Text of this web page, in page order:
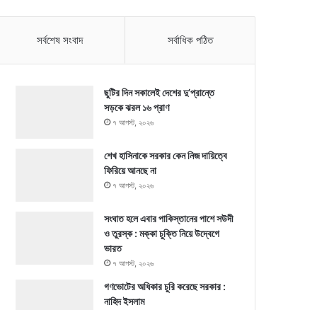
সর্বশেষ সংবাদ সর্বাধিক পঠিত
ছুটির দিন সকালেই দেশের দু’প্রান্তে
সড়কে ঝরল ১৬ প্রাণ
৭ আগস্ট, ২০২৬
শেখ হাসিনাকে সরকার কেন নিজ দায়িত্বে
ফিরিয়ে আনছে না
৭ আগস্ট, ২০২৬
সংঘাত হলে এবার পাকিস্তানের পাশে সউদী
ও তুরস্ক : মক্কা চুক্তি নিয়ে উদ্বেগে
ভারত
৭ আগস্ট, ২০২৬
গণভোটের অধিকার চুরি করেছে সরকার :
নাহিদ ইসলাম